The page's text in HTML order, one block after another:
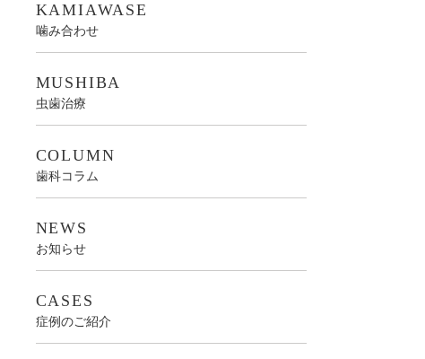
KAMIAWASE
噛み合わせ
MUSHIBA
虫歯治療
COLUMN
歯科コラム
NEWS
お知らせ
CASES
症例のご紹介